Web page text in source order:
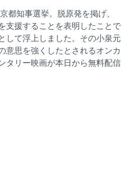
都知事選挙。脱原発を掲げ、
支援することを表明したことで
して浮上しました。その小泉元
意思を強くしたとされるオンカ
タリー映画が本日から無料配信